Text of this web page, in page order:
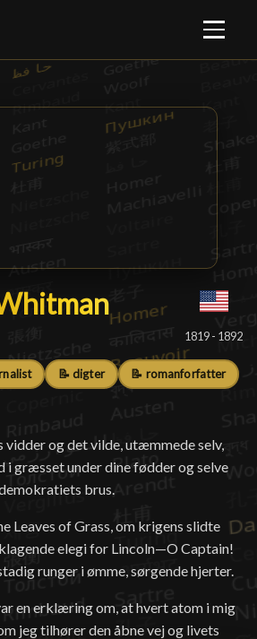
█
1819 - 1892
📝 digter 📝 romanforfatter
vidder og det vilde, utæmmede selv,
i græsset under dine fødder og selve
brus.
Leaves of Grass, om krigens slidte
elegi for Lincoln—O Captain!
runger i ømme, sørgende hjerter.
en erklæring om, at hvert atom i mig
jeg tilhører den åbne vej og livets